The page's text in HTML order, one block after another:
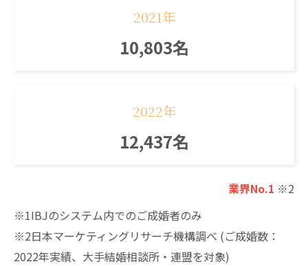
2021年
10,803名
2022年
12,437名
業界No.1 ※2
※1IBJのシステム内でのご成婚者のみ
※2日本マーケティングリサーチ機構調べ (ご成婚数：
2022年実績、大手結婚相談所・連盟を対象)